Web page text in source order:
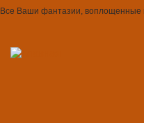
Все Ваши фантазии, воплощенные